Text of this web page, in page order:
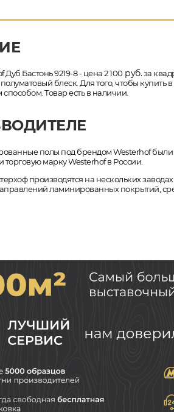
Бастонь 9219-8 - цена 2 100 руб.за
блеск. Для того, чтобы
Товар есть в наличии.
полы под брендом Westerhof были
торговую марку Westerhof в России.
производятся на нескольких
ламинированных покрытий,